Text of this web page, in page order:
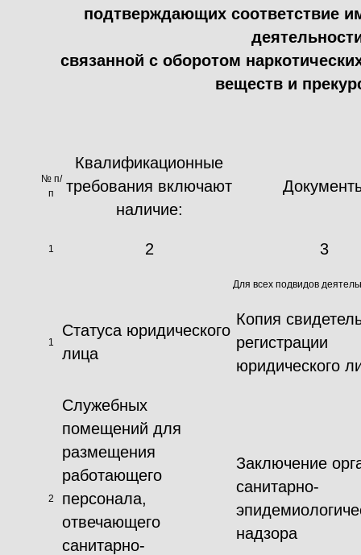
подтверждающих соответствие
связанной с оборотом
веществ и
№ п/
п
Квалификационные
требования включают
наличие:
1 2 3
Для всех подвидов
1
Статуса юридического
лица
Копия
регистрации
юридического
2
Служебных
помещений для
размещения
работающего
персонала,
отвечающего
санитарно-
Заключение
санитарно-
надзора